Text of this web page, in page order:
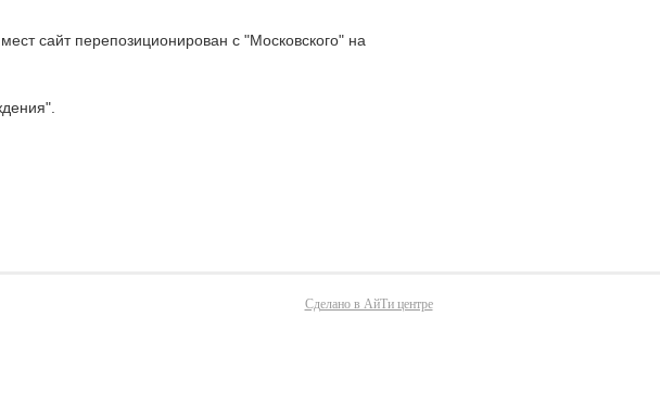
сайт перепозиционирован с "Московского" на
Сделано в АйТи центре